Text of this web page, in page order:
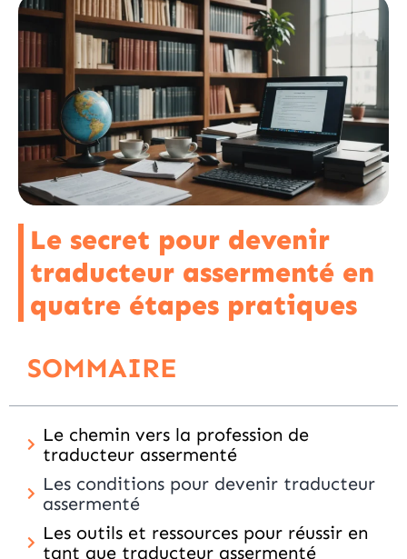
Le secret pour devenir
traducteur assermenté en
quatre étapes pratiques
SOMMAIRE
Le chemin vers la profession de
traducteur assermenté
Les conditions pour devenir traducteur
assermenté
Les outils et ressources pour réussir en
tant que traducteur assermenté